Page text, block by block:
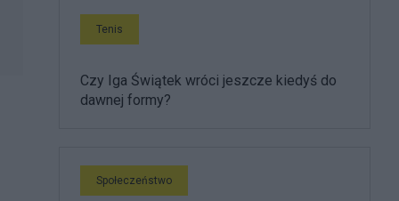
Tenis
Czy Iga Świątek wróci jeszcze kiedyś do
dawnej formy?
Społeczeństwo